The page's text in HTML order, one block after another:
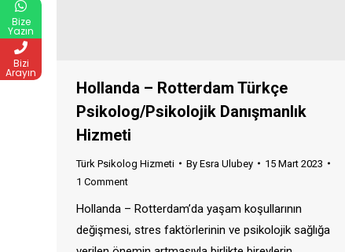
Hollanda – Rotterdam Türkçe
Psikolog/Psikolojik Danışmanlık
Hizmeti
Türk Psikolog Hizmeti By Esra Ulubey
15 Mart 2023
1 Comment
Hollanda – Rotterdam’da yaşam koşullarının
değişmesi, stres faktörlerinin ve psikolojik sağlığa
Bize
Yazın
Bizi
Arayın